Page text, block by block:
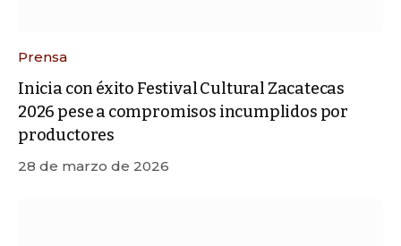
Prensa
Inicia con éxito Festival Cultural Zacatecas
2026 pese a compromisos incumplidos por
productores
28 de marzo de 2026